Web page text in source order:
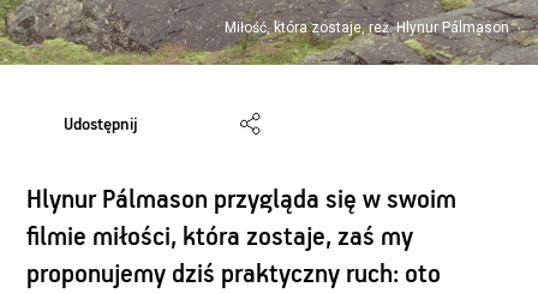
Miłość, która zostaje, reż. Hlynur Pálmason
Udostępnij
Hlynur Pálmason przygląda się w swoim
filmie miłości, która zostaje, zaś my
proponujemy dziś praktyczny ruch: oto